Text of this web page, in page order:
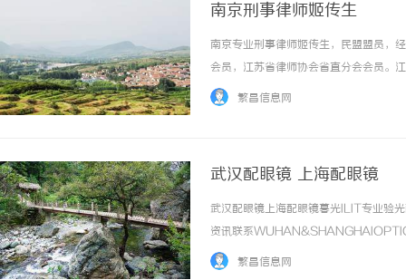
南京刑事律师姬传生
南京专业刑事律师姬传生，民盟盟员，
会员，江苏省律师协会省直分会会员。
业刑事案件律师辩护经验，三所大学及
繁昌信息网
武汉配眼镜 上海配眼镜
武汉配眼镜上海配眼镜暮光ILIT专业验
资讯联系
品牌，现于武汉与上海设有4家门店。
繁昌信息网